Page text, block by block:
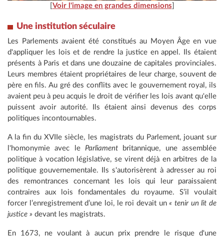
Voir l'image en grandes dimensions
Une institution séculaire
Les Parlements avaient été constitués au Moyen Âge en vue
d'appliquer les lois et de rendre la justice en appel. Ils étaient
présents à Paris et dans une douzaine de capitales provinciales.
Leurs membres étaient propriétaires de leur charge, souvent de
père en fils. Au gré des conflits avec le gouvernement royal, ils
avaient peu à peu acquis le droit de vérifier les lois avant qu'elle
puissent avoir autorité. Ils étaient ainsi devenus des corps
politiques incontournables.
A la fin du XVIIe siècle, les magistrats du Parlement, jouant sur
l'homonymie avec le Parliament britannique, une assemblée
politique à vocation législative, se virent déjà en arbitres de la
politique gouvernementale. Ils s'autorisèrent à adresser au roi
des remontrances concernant les lois qui leur paraissaient
contraires aux lois fondamentales du royaume. S’il voulait
forcer l’enregistrement d’une loi, le roi devait un« tenir un lit de
justice » devant les magistrats.
En 1673, ne voulant à aucun prix prendre le risque d'une